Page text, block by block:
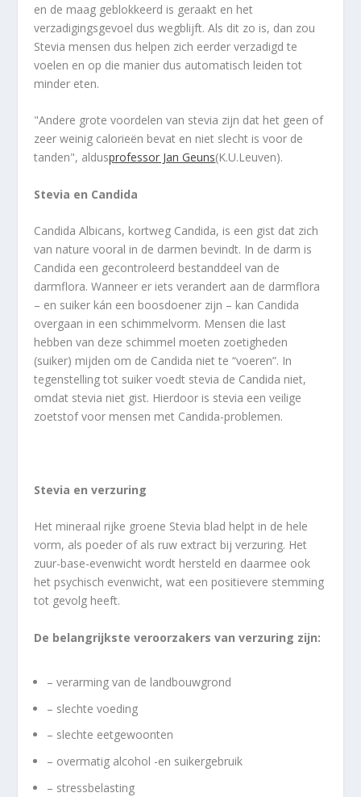
en de maag geblokkeerd is geraakt en het
verzadigingsgevoel dus wegblijft. Als dit zo is, dan zou
Stevia mensen dus helpen zich eerder verzadigd te
voelen en op die manier dus automatisch leiden tot
minder eten.
"Andere grote voordelen van stevia zijn dat het geen of
zeer weinig calorieën bevat en niet slecht is voor de
tanden", aldusprofessor Jan Geuns(K.U.Leuven).
Stevia en Candida
Candida Albicans, kortweg Candida, is een gist dat zich
van nature vooral in de darmen bevindt. In de darm is
Candida een gecontroleerd bestanddeel van de
darmflora. Wanneer er iets verandert aan de darmflora
– en suiker kán een boosdoener zijn – kan Candida
overgaan in een schimmelvorm. Mensen die last
hebben van deze schimmel moeten zoetigheden
(suiker) mijden om de Candida niet te “voeren”. In
tegenstelling tot suiker voedt stevia de Candida niet,
omdat stevia niet gist. Hierdoor is stevia een veilige
zoetstof voor mensen met Candida-problemen.
Stevia en verzuring
Het mineraal rijke groene Stevia blad helpt in de hele
vorm, als poeder of als ruw extract bij verzuring. Het
zuur-base-evenwicht wordt hersteld en daarmee ook
het psychisch evenwicht, wat een positievere stemming
tot gevolg heeft.
De belangrijkste veroorzakers van verzuring zijn:
– verarming van de landbouwgrond
– slechte voeding
– slechte eetgewoonten
– overmatig alcohol -en suikergebruik
– stressbelasting